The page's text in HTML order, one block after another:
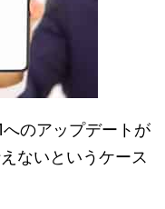
のアップデートが
ないというケース